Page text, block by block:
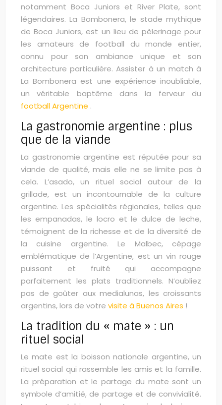
notamment Boca Juniors et River Plate, sont
légendaires. La Bombonera, le stade mythique
de Boca Juniors, est un lieu de pèlerinage pour
les amateurs de football du monde entier,
connu pour son ambiance unique et son
architecture particulière. Assister à un match à
La Bombonera est une expérience inoubliable,
un véritable baptême dans la ferveur du
football Argentine .
La gastronomie argentine : plus
que de la viande
La gastronomie argentine est réputée pour sa
viande de qualité, mais elle ne se limite pas à
cela. L’asado, un rituel social autour de la
grillade, est un incontournable de la culture
argentine. Les spécialités régionales, telles que
les empanadas, le locro et le dulce de leche,
témoignent de la richesse et de la diversité de
la cuisine argentine. Le Malbec, cépage
emblématique de l’Argentine, est un vin rouge
puissant et fruité qui accompagne
parfaitement les plats traditionnels. N’oubliez
pas de goûter aux medialunas, les croissants
argentins, lors de votre visite à Buenos Aires !
La tradition du « mate » : un
rituel social
Le mate est la boisson nationale argentine, un
rituel social qui rassemble les amis et la famille.
La préparation et le partage du mate sont un
symbole d’amitié, de partage et de convivialité.